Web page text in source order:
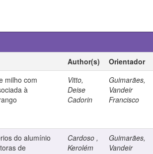
Author(s) Orientador
milho com
à
Vitto,
Deise
Cadorin
Guimarães,
Vandeir
Francisco
do alumínio
de
Cardoso ,
Kerolém
Guimarães,
Vandeir